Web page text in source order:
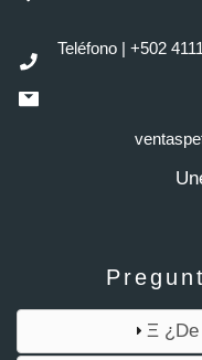
Teléfono | +502
Ξ ¿De